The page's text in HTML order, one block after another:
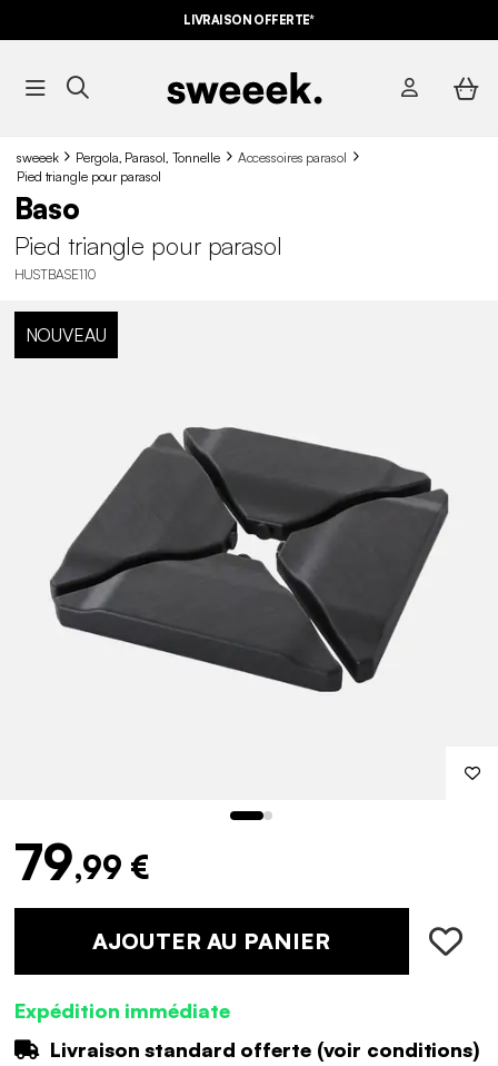
LIVRAISON OFFERTE*
sweeek Pergola, Parasol, Tonnelle
Accessoires parasol
Pied triangle pour parasol
Baso
Pied triangle pour parasol
HUSTBASE110
NOUVEAU
79,99 €
AJOUTER AU PANIER
Expédition immédiate
Livraison standard offerte (voir conditions)